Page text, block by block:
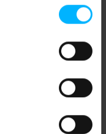
su
125 micrones
y diámetro de
no propagador de